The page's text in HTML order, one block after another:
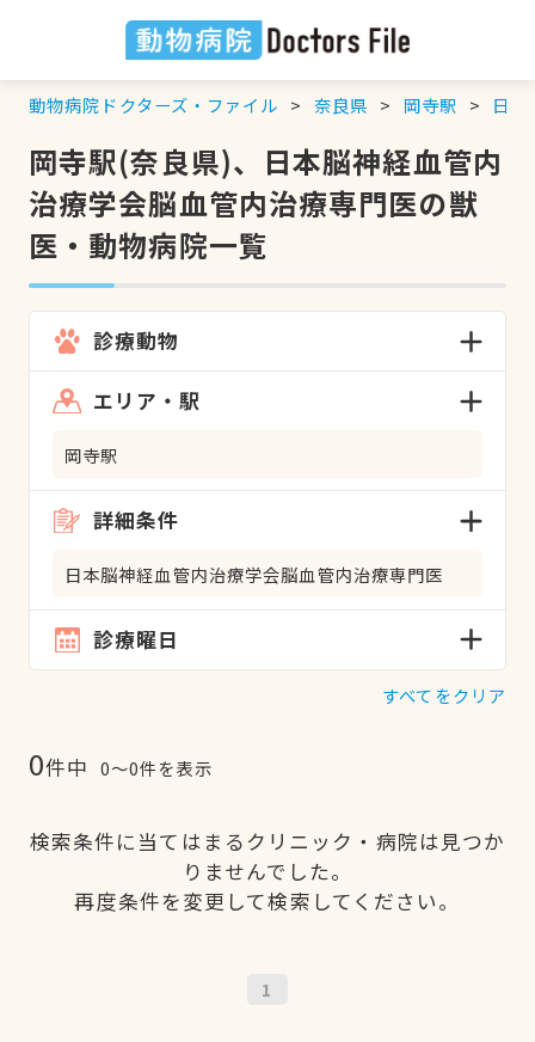
動物病院ドクターズ・ファイル 奈良県 岡寺駅 日
岡寺駅(奈良県)、日本脳神経血管内
治療学会脳血管内治療専門医の獣
医・動物病院一覧
診療動物
エリア・駅
岡寺駅
詳細条件
日本脳神経血管内治療学会脳血管内治療専門医
診療曜日
すべてをクリア
0件中 0〜0件を表示
検索条件に当てはまるクリニック・病院は見つか
りませんでした。
再度条件を変更して検索してください。
1